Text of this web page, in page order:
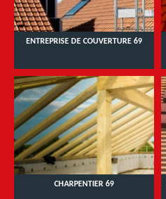
ENTREPRISE DE COUVERTURE 69
CHARPENTIER 69